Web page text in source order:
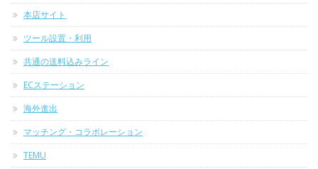
本店サイト
ツール設置・利用
共通の送料込みライン
ECステーション
海外進出
マッチング・コラボレーション
TEMU